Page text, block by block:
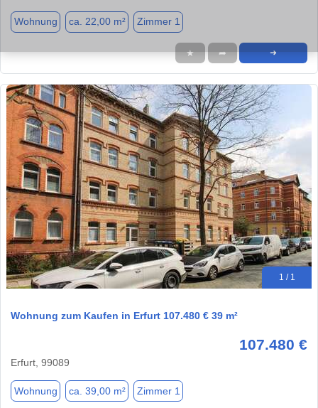
Wohnung ca. 22,00 m² Zimmer 1
★ ➦ ➜
1 / 1
Wohnung zum Kaufen in Erfurt 107.480 € 39 m²
107.480 €
Erfurt, 99089
Wohnung ca. 39,00 m² Zimmer 1